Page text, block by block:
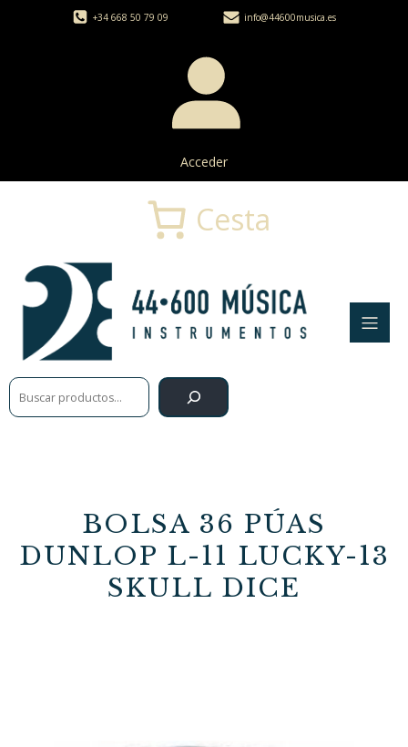
+34 668 50 79 09 info@44600musica.es
Acceder
Buscar
Cesta
BOLSA 36 PÚAS
DUNLOP L-11 LUCKY-13
SKULL DICE